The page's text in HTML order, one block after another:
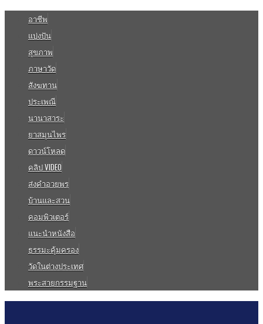
อาชีพ
แบ่งปัน
สุขภาพ
ภาษาวัด
สังฆทาน
ประเพณี
นานาสาระ
ยาสมุนไพร
ดาวน์โหลด
คลิป VIDEO
ส่งคำอวยพร
บ้านและสวน
คอมพิวเตอร์
แนะนำหนังสือ
ธรรมะคุ้มครอง
วัดในต่างประเทศ
พระสายกรรมฐาน